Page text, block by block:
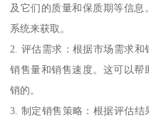
及它们的质量和保质期等信
系统来获取。
2. 评估需求：根据市场需求
销售量和销售速度。这可以
销的。
3. 制定销售策略：根据评估